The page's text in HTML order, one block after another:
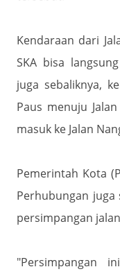
Kendaraan dari
SKA bisa
juga sebaliknya,
Paus menuju
masuk ke Jalan
Pemerintah Kota
Perhubungan
persimpangan
"Persimpangan